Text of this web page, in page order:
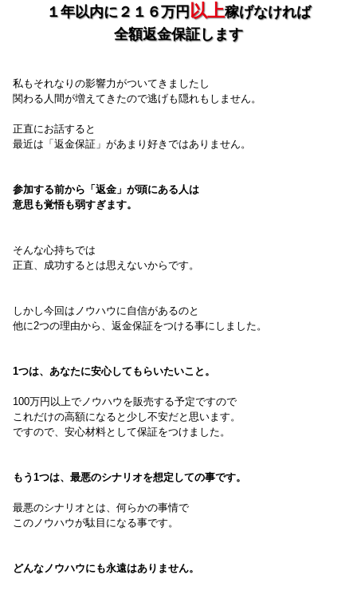
１年以内に２１６万円 以上稼げなければ
全額返金保証します
私もそれなりの影響力がついてきましたし
関わる人間が増えてきたので逃げも隠れもしません。
正直にお話すると
最近は「返金保証」があまり好きではありません。
参加する前から「返金」が頭にある人は
意思も覚悟も弱すぎます。
そんな心持ちでは
正直、成功するとは思えないからです。
しかし今回はノウハウに自信があるのと
他に2つの理由から、返金保証をつける事にしました。
1つは、あなたに安心してもらいたいこと。
100万円以上でノウハウを販売する予定ですので
これだけの高額になると少し不安だと思います。
ですので、安心材料として保証をつけました。
もう1つは、最悪のシナリオを想定しての事です。
最悪のシナリオとは、何らかの事情で
このノウハウが駄目になる事です。
どんなノウハウにも永遠はありません。